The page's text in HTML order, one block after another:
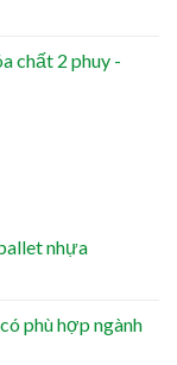
chất 2 phuy -
nhựa
phù hợp ngành